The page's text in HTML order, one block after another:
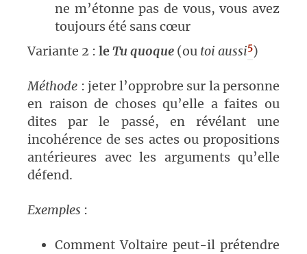
ne m’étonne pas de vous, vous avez
toujours été sans cœur
Variante 2 : leTu quoque (ou toi aussi5)
Méthode : jeter l’opprobre sur la personne
en raison de choses qu’elle a faites ou
dites par le passé, en révélant une
incohérence de ses actes ou propositions
antérieures avec les arguments qu’elle
défend.
Exemples :
Comment Voltaire peut-il prétendre